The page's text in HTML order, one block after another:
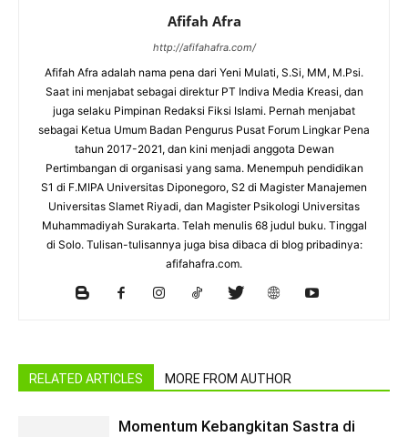
Afifah Afra
http://afifahafra.com/
Afifah Afra adalah nama pena dari Yeni Mulati, S.Si, MM, M.Psi.
Saat ini menjabat sebagai direktur PT Indiva Media Kreasi, dan
juga selaku Pimpinan Redaksi Fiksi Islami. Pernah menjabat
sebagai Ketua Umum Badan Pengurus Pusat Forum Lingkar Pena
tahun 2017-2021, dan kini menjadi anggota Dewan
Pertimbangan di organisasi yang sama. Menempuh pendidikan
S1 di F.MIPA Universitas Diponegoro, S2 di Magister Manajemen
Universitas Slamet Riyadi, dan Magister Psikologi Universitas
Muhammadiyah Surakarta. Telah menulis 68 judul buku. Tinggal
di Solo. Tulisan-tulisannya juga bisa dibaca di blog pribadinya:
afifahafra.com.
RELATED ARTICLES MORE FROM AUTHOR
Momentum Kebangkitan Sastra di